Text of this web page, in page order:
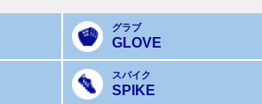
グラブ
GLOVE
スパイク
SPIKE